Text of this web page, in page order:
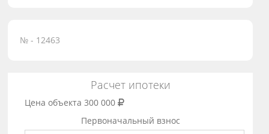
№ - 12463
Расчет ипотеки
Цена объекта 300 000
Первоначальный взнос